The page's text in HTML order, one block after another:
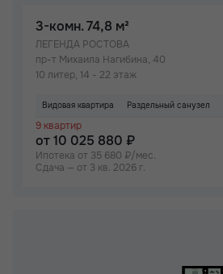
3-комн.74,8 м²
ЛЕГЕНДА РОСТОВА
пр-т Михаила Нагибина, 40
10 литер, 14 - 22 этаж
Видовая квартира Раздельный санузел
Паркинг
9 квартир
от 10 025 880 ₽
Ипотека от 35 680 ₽/мес.
Сдача — от 3 кв. 2026 г.